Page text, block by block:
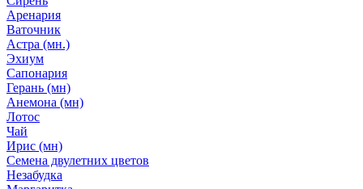
Аренария
Ваточник
Астра (мн.)
Эхиум
Сапонария
Герань (мн)
Анемона (мн)
Лотос
Чай
Ирис (мн)
Семена двулетних цветов
Незабудка